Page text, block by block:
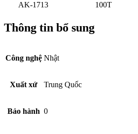
AK-1713
100T
Thông tin bổ sung
Công nghệ Nhật
Xuất xứ Trung Quốc
Bảo hành 0